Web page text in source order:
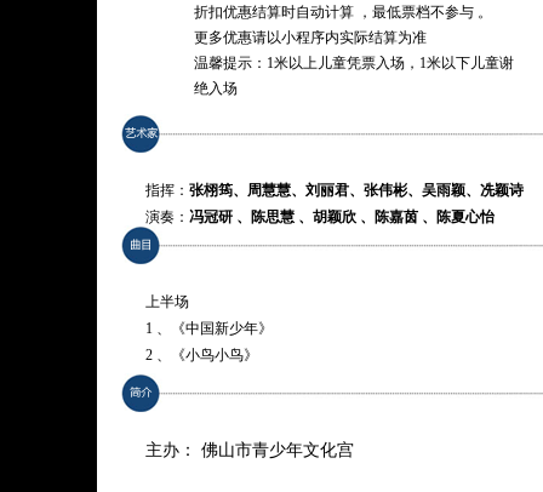
折扣优惠结算时自动计算 ，最低票档不参与 。
更多优惠请以小程序内实际结算为准
温馨提示：1米以上儿童凭票入场，1米以下儿童谢
绝入场
指挥： 张栩筠、周慧慧、刘丽君、张伟彬、吴雨颖、冼颖诗
演奏： 冯冠研 、陈思慧 、胡颖欣 、陈嘉茵 、陈夏心怡
演唱：佛山青少宫童声合唱团
上半场
1 、《中国新少年》
2 、《小鸟小鸟》
3 、《风》
4 、《红红的太阳》
6 、《伏尔塔瓦河》
主办： 佛山市青少年文化宫